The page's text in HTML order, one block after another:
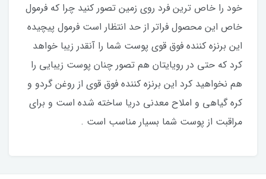
خود را خاص ترين فرد روى زمين تصور كنيد چرا كه فرمول
خاص اين محصول فراتر از حد انتظار است فرمول پيچيده
اين برنزه كننده فوق قوى پوست شما را آنقدر زيبا خواهد
كرد كه حتى در رويايتان هم تصور چنان پوست زيبايى را
هم نخواهيد كرد اين برنزه كننده فوق قوى از روغن گردو و
كره گياهى و املاح معدنى دريا ساخته شده است و براى
مراقبت از پوست شما بسيار مناسب است .